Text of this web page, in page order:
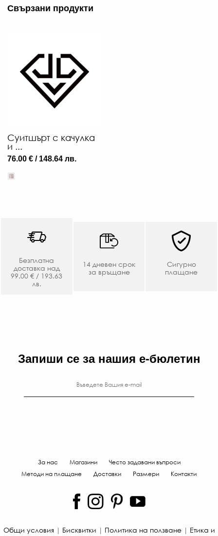
Свързани продукти
Суитшърт с качулка
и ...
76.00 € / 148.64 лв.
Безплатна
доставка над
99.00 € / 193.63
лв.
14 дневен срок
за връщане
Сигурно
плащане
Запиши се за нашия е-бюлетин
За нас Магазини
Често задавани въпроси
Методи на плащане
Доставки Размери Контакти
Общи условия| Бисквитки | Политика на ползване| Етика и